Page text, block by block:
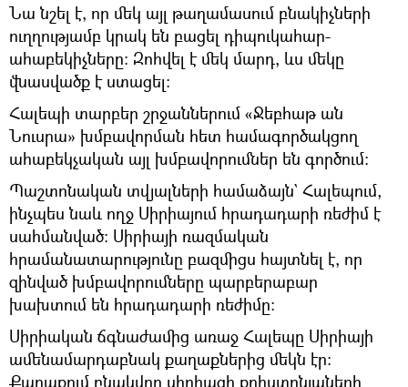
Նա նշել է, որ մեկ այլ թաղամասում բնակիչների
ուղղությամբ կրակ են բացել դիպուկահար-
ահաբեկիչները: Զոհվել է մեկ մարդ, ևս մեկը
վնասվածք է ստացել:
Հալեպի տարբեր շրջաններում «Ջեբհաթ ան
Նուսրա» խմբավորման հետ համագործակցող
ահաբեկչական այլ խմբավորումներ են գործում:
Պաշտոնական տվյալների համաձայն` Հալեպում,
ինչպես նաև ողջ Սիրիայում հրադադարի ռեժիմ է
սահմանված։ Սիրիայի ռազմական
հրամանատարությունը բազմիցս հայտնել է, որ
զինված խմբավորումները պարբերաբար
խախտում են հրադադարի ռեժիմը։
Սիրիական ճգնաժամից առաջ Հալեպը Սիրիայի
ամենամարդաբնակ քաղաքներից մեկն էր։
Քաղաքում բնակվող սիրիացի քրիստոնյաների